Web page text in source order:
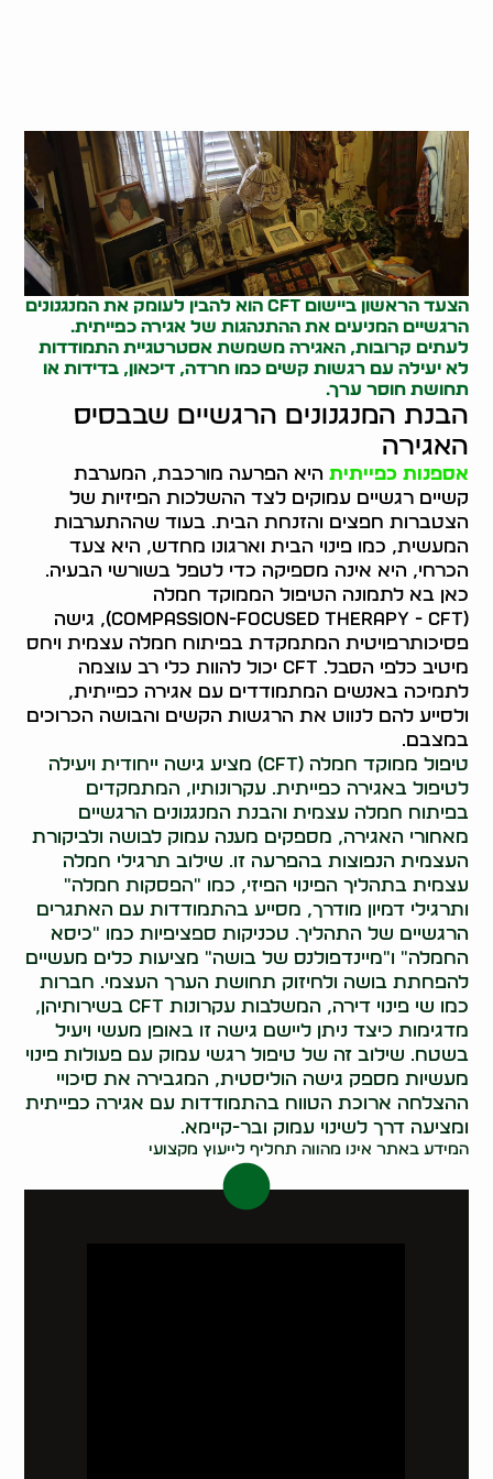
הצעד הראשון ביישום CFT הוא להבין לעומק את המנגנונים
הרגשיים המניעים את ההתנהגות של אגירה כפייתית.
לעתים קרובות, האגירה משמשת אסטרטגיית התמודדות
לא יעילה עם רגשות קשים כמו חרדה, דיכאון, בדידות או
תחושת חוסר ערך.
הבנת המנגנונים הרגשיים שבבסיס
האגירה
אספנות כפייתית היא הפרעה מורכבת, המערבת
קשיים רגשיים עמוקים לצד ההשלכות הפיזיות של
הצטברות חפצים והזנחת הבית. בעוד שההתערבות
המעשית, כמו פינוי הבית וארגונו מחדש, היא צעד
הכרחי, היא אינה מספיקה כדי לטפל בשורשי הבעיה.
כאן בא לתמונה הטיפול הממוקד חמלה
(Compassion-Focused Therapy - CFT), גישה
פסיכותרפויטית המתמקדת בפיתוח חמלה עצמית ויחס
מיטיב כלפי הסבל. CFT יכול להוות כלי רב עוצמה
לתמיכה באנשים המתמודדים עם אגירה כפייתית,
ולסייע להם לנווט את הרגשות הקשים והבושה הכרוכים
במצבם.
טיפול ממוקד חמלה (CFT) מציע גישה ייחודית ויעילה
לטיפול באגירה כפייתית. עקרונותיו, המתמקדים
בפיתוח חמלה עצמית והבנת המנגנונים הרגשיים
מאחורי האגירה, מספקים מענה עמוק לבושה ולביקורת
העצמית הנפוצות בהפרעה זו. שילוב תרגילי חמלה
עצמית בתהליך הפינוי הפיזי, כמו "הפסקות חמלה"
ותרגילי דמיון מודרך, מסייע בהתמודדות עם האתגרים
הרגשיים של התהליך. טכניקות ספציפיות כמו "כיסא
החמלה" ו"מיינדפולנס של בושה" מציעות כלים מעשיים
להפחתת בושה ולחיזוק תחושת הערך העצמי. חברות
כמו שי פינוי דירה, המשלבות עקרונות CFT בשירותיהן,
מדגימות כיצד ניתן ליישם גישה זו באופן מעשי ויעיל
בשטח. שילוב זה של טיפול רגשי עמוק עם פעולות פינוי
מעשיות מספק גישה הוליסטית, המגבירה את סיכויי
ההצלחה ארוכת הטווח בהתמודדות עם אגירה כפייתית
ומציעה דרך לשינוי עמוק ובר-קיימא.
המידע באתר אינו מהווה תחליף לייעוץ מקצועי